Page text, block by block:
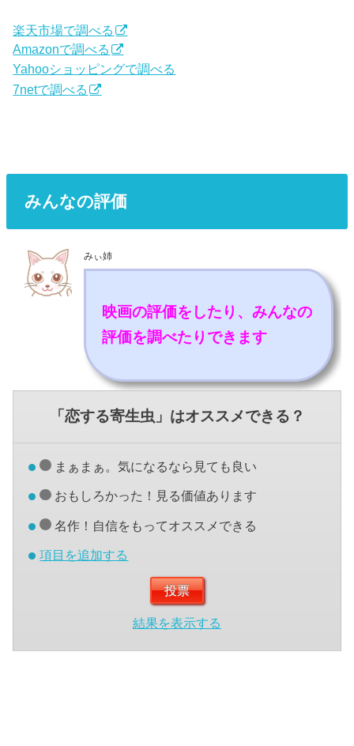
楽天市場で調べる
Amazonで調べる
Yahooショッピングで調べる
7netで調べる
みんなの評価
みぃ姉
映画の評価をしたり、みんなの
評価を調べたりできます
「恋する寄生虫」はオススメできる？
まぁまぁ。気になるなら見ても良い
おもしろかった！見る価値あります
名作！自信をもってオススメできる
項目を追加する
結果を表示する